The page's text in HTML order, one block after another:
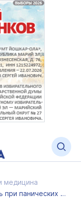
медицина
Медцентр «Счастье»: «Что делать при панических атаках?»